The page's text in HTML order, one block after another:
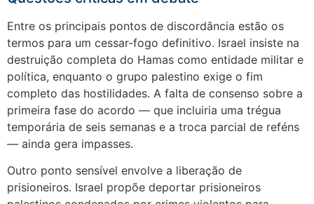
Entre os principais pontos de discordância estão os
termos para um cessar-fogo definitivo. Israel insiste na
destruição completa do Hamas como entidade militar e
política, enquanto o grupo palestino exige o fim
completo das hostilidades. A falta de consenso sobre a
primeira fase do acordo — que incluiria uma trégua
temporária de seis semanas e a troca parcial de reféns
— ainda gera impasses.
Outro ponto sensível envolve a liberação de
prisioneiros. Israel propõe deportar prisioneiros